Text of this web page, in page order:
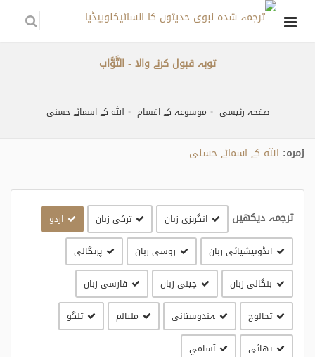
توبہ قبول کرنے والا - التَّوَّاب
صفحہ رئیسی موسوعہ کے اقسام اللہ کے اسمائے حسنی
زمره: اللہ کے اسمائے حسنی
ترجمہ دیکھیں انگریزی زبان ترکی زبان اردو
انڈونیشیائی زبان روسی زبان پرتگالی
بنگالی زبان چینی زبان فارسی زبان
تجالوج ہندوستانی مليالم تلگو
تھائی آسامي